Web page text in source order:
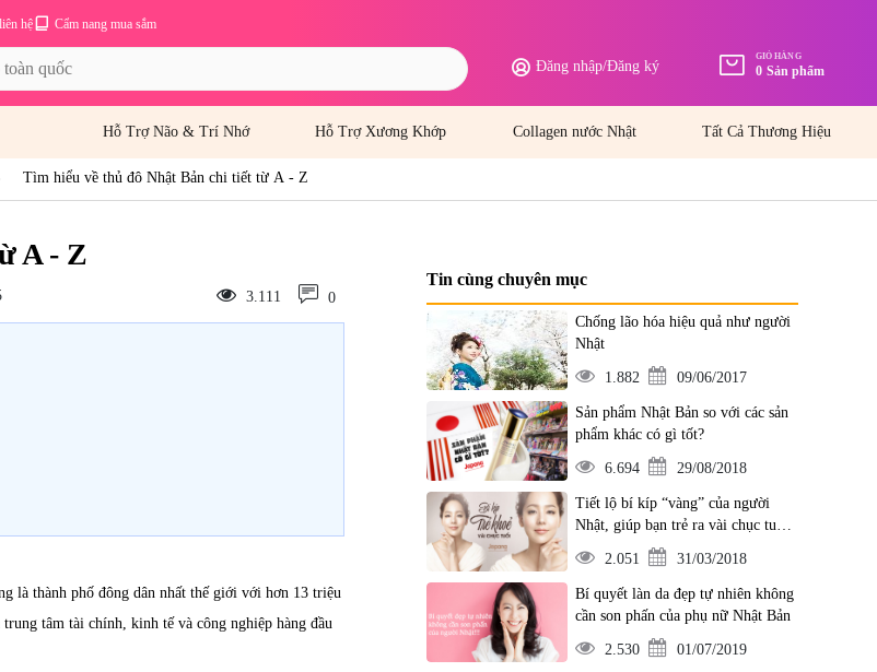
Cẩm nang mua sắm
hệ
Đăng nhập/Đăng ký
GIỎ HÀNG
0 Sản phẩm
Hỗ Trợ Não & Trí Nhớ Hỗ Trợ Xương Khớp Collagen nước Nhật Tất Cả Thương Hiệu
Tìm hiểu về thủ đô Nhật Bản chi tiết từ A - Z
A - Z
3.111 0
là thành phố đông dân nhất thế giới với hơn 13 triệu
tâm tài chính, kinh tế và công nghiệp hàng đầu
Tin cùng chuyên mục
Chống lão hóa hiệu quả như người
Nhật
1.882 09/06/2017
Sản phẩm Nhật Bản so với các sản
phẩm khác có gì tốt?
6.694 29/08/2018
Tiết lộ bí kíp “vàng” của người
Nhật, giúp bạn trẻ ra vài chục tuổi
chỉ trong tích tắc
2.051 31/03/2018
Bí quyết làn da đẹp tự nhiên không
cần son phấn của phụ nữ Nhật Bản
2.530 01/07/2019